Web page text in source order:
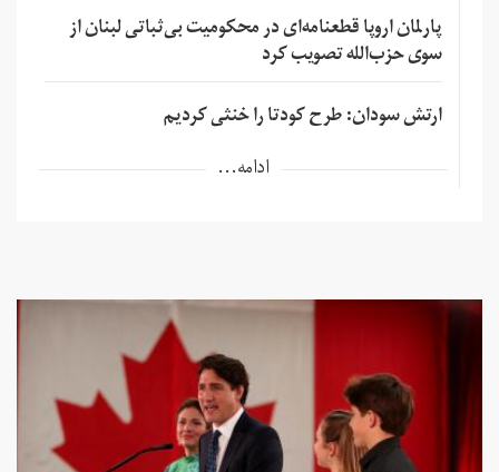
پارلمان اروپا قطعنامه‌ای در محکومیت بی‌ثباتی لبنان از
سوی حزب‌الله تصویب کرد
ارتش سودان: طرح کودتا را خنثی کردیم
ادامه...